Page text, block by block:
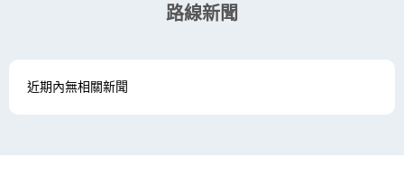
路線新聞
近期內無相關新聞